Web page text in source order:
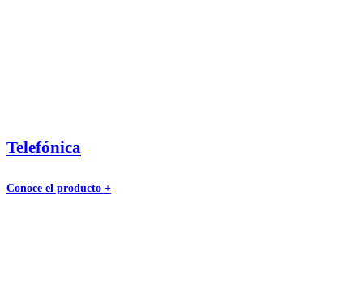
Telefónica
Conoce el producto +